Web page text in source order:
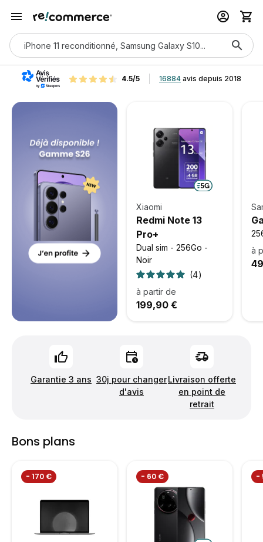
4.5/5 16884 avis depuis 2018
Xiaomi
Redmi Note 13
Pro+
Dual sim - 256Go -
Noir
4
à partir de
199,90 €
à
Garantie 3 ans 30j pour changer
d'avis
Livraison offerte
en point de
retrait
Bons plans
- 170 € - 60 € -